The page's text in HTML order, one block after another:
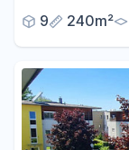
9
240m²